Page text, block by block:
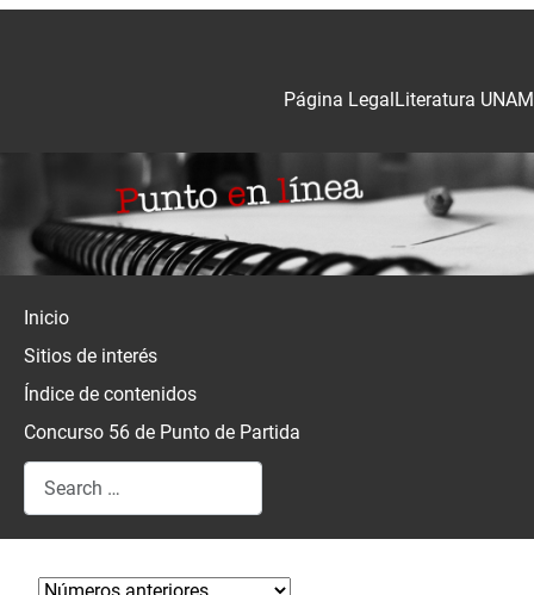
Literatura UNAM
Página Legal
Inicio
Sitios de interés
Índice de contenidos
Concurso 56 de Punto de Partida
Search